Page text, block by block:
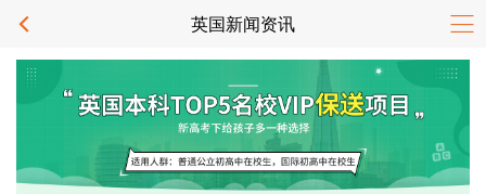
英国新闻资讯